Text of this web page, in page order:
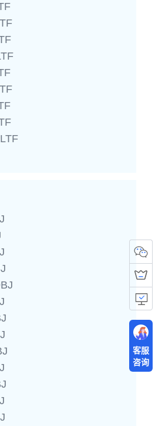
客服
咨询